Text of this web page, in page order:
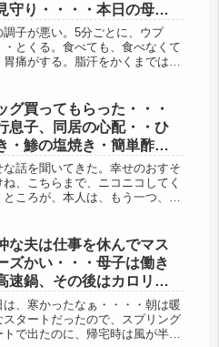
守り・・・・本日の母子
はピカタ
調子が悪い。5分ごとに、ウプ
・とくる。食べても、食べなくて
胃痛がする。脂汗をかくまではい
てる感じ。こういう状態が・・・
これ・・・二か月？一か月は経っ
...
グ買ってもらった・・・
息子、同居の心配・・ひ
・鯵の塩焼き・簡単酢ソ
な話を聞いてきた。幸せのおすそ
ね、こちらまで、ニコニコしてく
ところが、本人は、もう一つ、浮
チに変更した。会った時、いつも
・・かれこれ・・７－８年？いつ
な夫は仕事を休んでマス
ズかい・・・母子は働き
速鍋、その後はカロリー
OFFカレー
は、寒かったなぁ・・・・朝は暖
スタートだったので、スプリング
トで出たのに、帰宅時は風が半端